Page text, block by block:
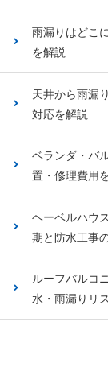
雨漏りはどこ
を解説
天井から雨漏
対応を解説
ベランダ・バ
置・修理費用
ヘーベルハウ
期と防水工事
ルーフバルコ
水・雨漏りリ